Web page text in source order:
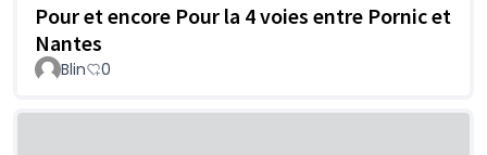
Pour et encore Pour la 4 voies entre Pornic et
Nantes
Blin 0